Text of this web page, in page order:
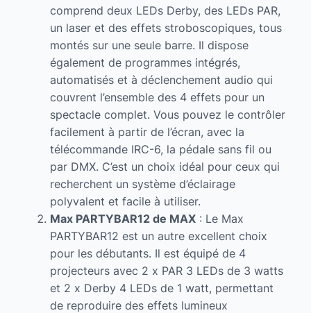
comprend deux LEDs Derby, des LEDs PAR,
un laser et des effets stroboscopiques, tous
montés sur une seule barre. Il dispose
également de programmes intégrés,
automatisés et à déclenchement audio qui
couvrent l’ensemble des 4 effets pour un
spectacle complet. Vous pouvez le contrôler
facilement à partir de l’écran, avec la
télécommande IRC-6, la pédale sans fil ou
par DMX. C’est un choix idéal pour ceux qui
recherchent un système d’éclairage
polyvalent et facile à utiliser.
Max PARTYBAR12 de MAX : Le Max
PARTYBAR12 est un autre excellent choix
pour les débutants. Il est équipé de 4
projecteurs avec 2 x PAR 3 LEDs de 3 watts
et 2 x Derby 4 LEDs de 1 watt, permettant
de reproduire des effets lumineux